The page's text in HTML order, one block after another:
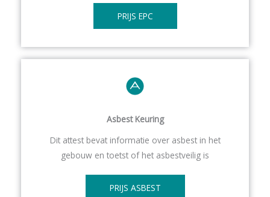
PRIJS EPC
Asbest Keuring
Dit attest bevat informatie over asbest in het
gebouw en toetst of het asbestveilig is
PRIJS ASBEST